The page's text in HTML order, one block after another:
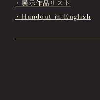
・展示作品リスト
・Handout in English